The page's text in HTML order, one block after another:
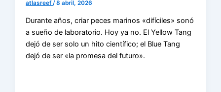
atlasreef/8 abril, 2026
Durante años, criar peces marinos «difíciles» sonó
a sueño de laboratorio. Hoy ya no. El Yellow Tang
dejó de ser solo un hito científico; el Blue Tang
dejó de ser «la promesa del futuro».